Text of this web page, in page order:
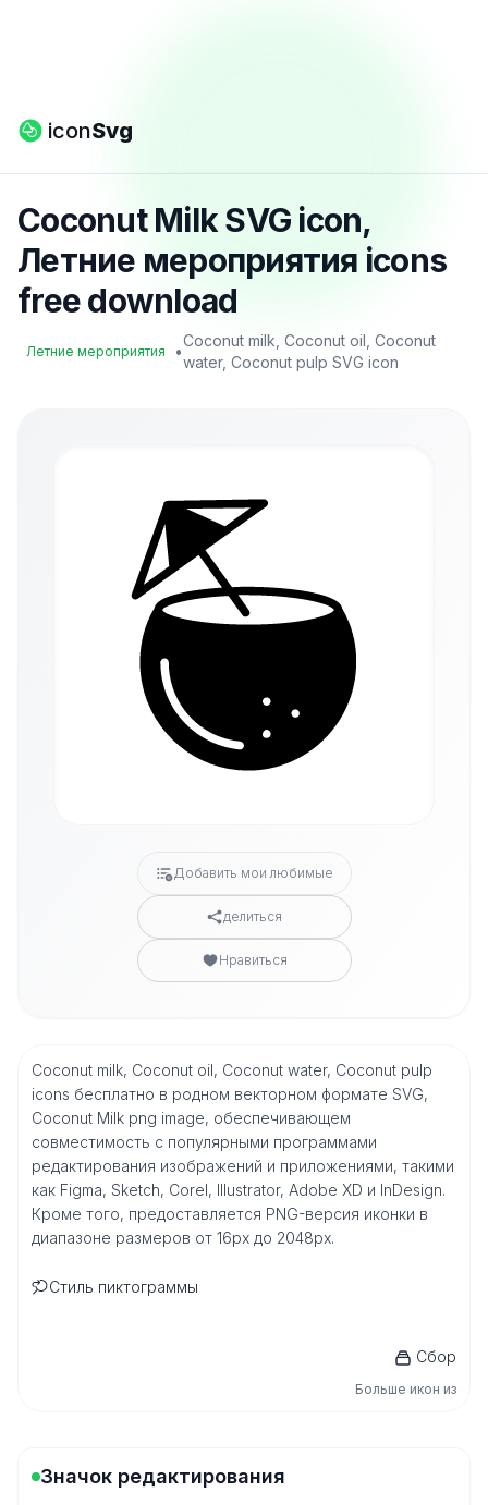
iconSvg
Coconut Milk SVG icon,
Летние мероприятия icons
free download
Летние мероприятия •
Coconut milk, Coconut oil, Coconut
water, Coconut pulp SVG icon
Добавить мои любимые
делиться
Нравиться
Coconut milk, Coconut oil, Coconut water, Coconut pulp
icons бесплатно в родном векторном формате SVG,
Coconut Milk png image, обеспечивающем
совместимость с популярными программами
редактирования изображений и приложениями, такими
как Figma, Sketch, Corel, Illustrator, Adobe XD и InDesign.
Кроме того, предоставляется PNG-версия иконки в
диапазоне размеров от 16px до 2048px.
Стиль пиктограммы
Сбор
Больше икон из
Значок редактирования